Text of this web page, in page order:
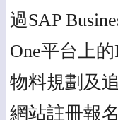
過SAP
One平台上
物料規劃及
網站註冊報名